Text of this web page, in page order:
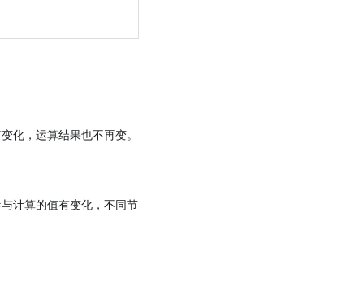
化，运算结果也不再变。
计算的值有变化，不同节